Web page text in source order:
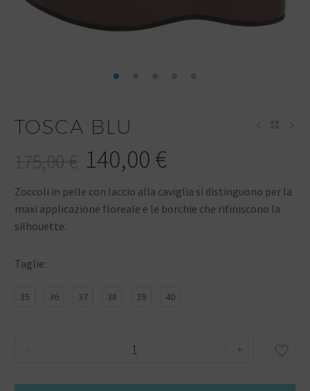
TOSCA BLU
175,00€ 140,00 €
Zoccoli in pelle con laccio alla caviglia si distinguono per la
maxi applicazione floreale e le borchie che rifiniscono la
silhouette.
Taglie
35 36 37 38 39 40
- +